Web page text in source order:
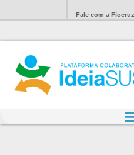
Fale com a Fiocruz